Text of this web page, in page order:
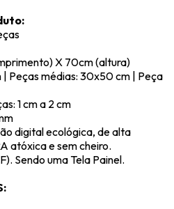
X 70cm (altura)
Peças médias: 30x50 cm | Peça
1 cm a 2 cm
digital ecológica, de alta
atóxica e sem cheiro.
Sendo uma Tela Painel.